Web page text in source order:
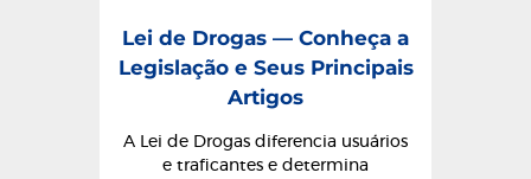
Lei de Drogas — Conheça a
Legislação e Seus Principais
Artigos
A Lei de Drogas diferencia usuários
e traficantes e determina